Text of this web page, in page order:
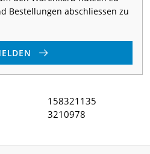
Bestellungen abschliessen zu
158321135
3210978